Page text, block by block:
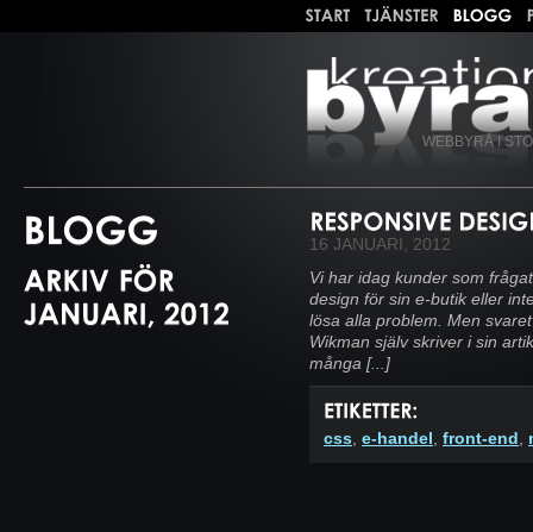
WEBBYRÅ I
16 JANUARI, 2012
Vi har idag kunder som
design för sin e-butik eller
lösa alla problem. Men
Wikman själv skriver i sin
många [...]
css e-handel front-end